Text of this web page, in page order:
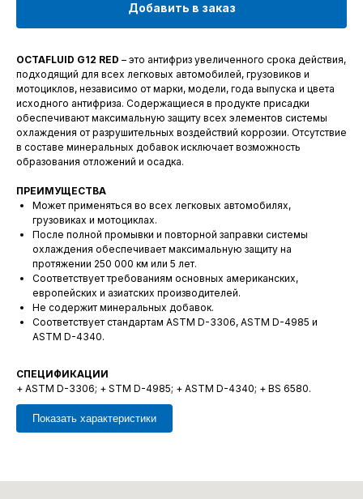
Добавить в заказ
OCTAFLUID G12 RED – это антифриз увеличенного срока действия,
подходящий для всех легковых автомобилей, грузовиков и
мотоциклов, независимо от марки, модели, года выпуска и цвета
исходного антифриза. Содержащиеся в продукте присадки
обеспечивают максимальную защиту всех элементов системы
охлаждения от разрушительных воздействий коррозии. Отсутствие
в составе минеральных добавок исключает возможность
образования отложений и осадка.
ПРЕИМУЩЕСТВА
Может применяться во всех легковых автомобилях,
грузовиках и мотоциклах.
После полной промывки и повторной заправки системы
охлаждения обеспечивает максимальную защиту на
протяжении 250 000 км или 5 лет.
Соответствует требованиям основных американских,
европейских и азиатских производителей.
Не содержит минеральных добавок.
Соответствует стандартам ASTM D-3306, ASTM D-4985 и
ASTM D-4340.
СПЕЦИФИКАЦИИ
+ ASTM D-3306; + STM D-4985; + ASTM D-4340; + BS 6580.
Показать характеристики